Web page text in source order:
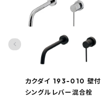
カクダイ 193-010 壁付
シングルレバー混合栓